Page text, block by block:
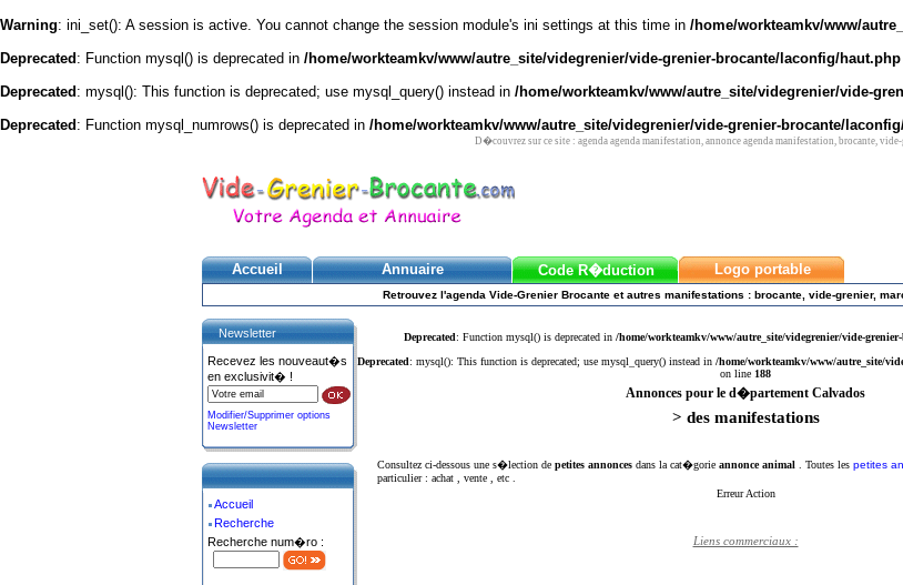
Warning: ini_set(): A session is active. You cannot change the session module's ini settings at this time in /home/workteamkv/www/
Deprecated : Function mysql() is deprecated in /home/workteamkv/www/autre_site/videgrenier/vide-grenier-brocante/laconfig/haut.php
Deprecated : mysql(): This function is deprecated; use mysql_query() instead in /home/workteamkv/www/autre_site/videgrenier/vide-
Deprecated : Function mysql_numrows() is deprecated in /home/workteamkv/www/autre_site/videgrenier/vide-grenier-brocante/
D�couvrez sur ce site : agenda agenda manifestation, annonce agenda manifestation, brocante,
Accueil Annuaire Code R�duction Logo portable
Retrouvez l'agenda Vide-Grenier Brocante et autres manifestations : brocante, vide-grenier,
Deprecated: Function mysql() is deprecated in /home/workteamkv/www/autre_site/videgrenier/vide-
Deprecated: mysql(): This function is deprecated; use mysql_query() instead in /home/workteamkv/www/autre_site/
on line 188
Annonces pour le d�partement Calvados
> des manifestations
Consultez ci-dessous une s�lection de petites annonces dans la cat�gorie annonce animal . Toutes les petites
particulier : achat , vente , etc .
Erreur Action
Liens commerciaux :
Newsletter
Recevez les nouveaut�s
en exclusivit� !
Modifier/Supprimer options
Newsletter
Accueil
Recherche
Recherche num�ro :